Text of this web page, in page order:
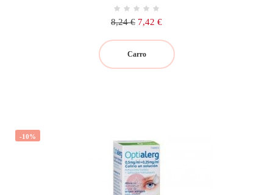
Precio
8,24 € Precio
7,42 €
Carro
-10%